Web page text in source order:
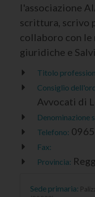
l'associazione
scrittura, scrivo
collaboro con
giuridiche e
Titolo
Consiglio
Avvocati di
Denominazione
Telefono:
Fax:
Provincia:
Sede primaria: